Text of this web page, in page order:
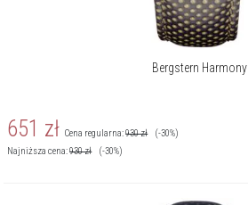
Bergstern Harmony
651 zł Cena regularna:930zł
(-30%)
Najniższa cena:930zł (-30%)